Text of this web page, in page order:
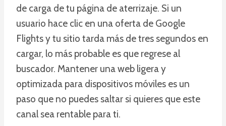
de carga de tu página de aterrizaje. Si un
usuario hace clic en una oferta de Google
Flights y tu sitio tarda más de tres segundos en
cargar, lo más probable es que regrese al
buscador. Mantener una web ligera y
optimizada para dispositivos móviles es un
paso que no puedes saltar si quieres que este
canal sea rentable para ti.